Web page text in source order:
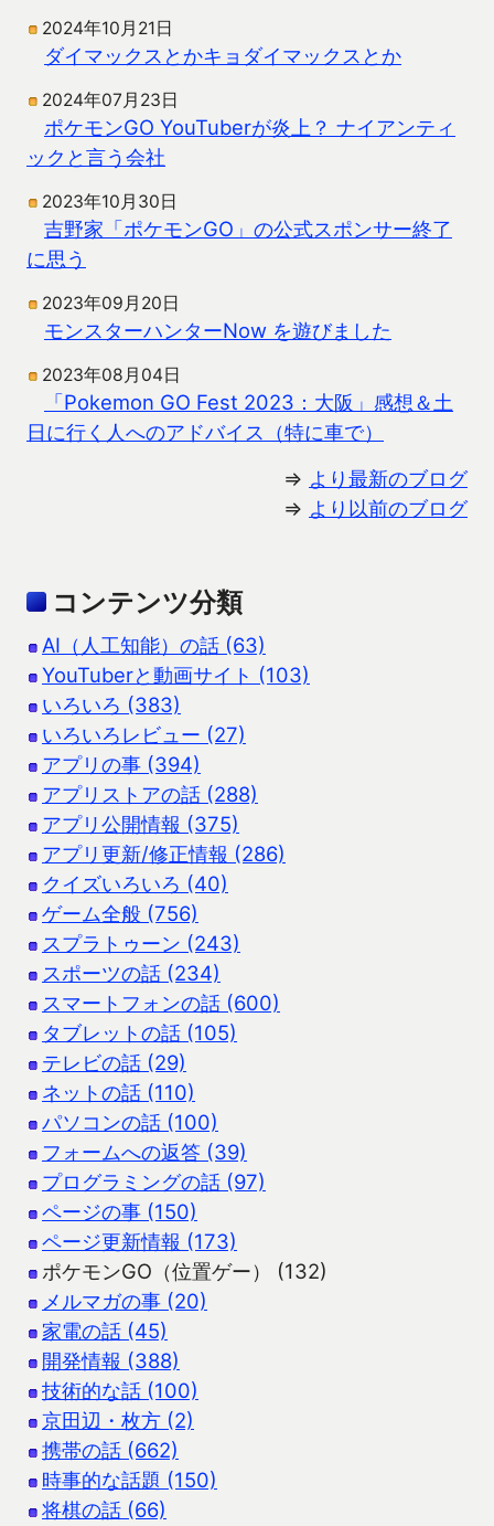
2024年10月21日
ダイマックスとかキョダイマックスとか
2024年07月23日
ポケモンGO YouTuberが炎上？ ナイアンティ
ックと言う会社
2023年10月30日
吉野家「ポケモンGO」の公式スポンサー終了
に思う
2023年09月20日
モンスターハンターNow を遊びました
2023年08月04日
「Pokemon GO Fest 2023：大阪」感想＆土
日に行く人へのアドバイス（特に車で）
⇒ より最新のブログ
⇒ より以前のブログ
コンテンツ分類
AI（人工知能）の話 (63)
YouTuberと動画サイト (103)
いろいろ (383)
いろいろレビュー (27)
アプリの事 (394)
アプリストアの話 (288)
アプリ公開情報 (375)
アプリ更新/修正情報 (286)
クイズいろいろ (40)
ゲーム全般 (756)
スプラトゥーン (243)
スポーツの話 (234)
スマートフォンの話 (600)
タブレットの話 (105)
テレビの話 (29)
ネットの話 (110)
パソコンの話 (100)
フォームへの返答 (39)
プログラミングの話 (97)
ページの事 (150)
ページ更新情報 (173)
ポケモンGO（位置ゲー） (132)
メルマガの事 (20)
家電の話 (45)
開発情報 (388)
技術的な話 (100)
京田辺・枚方 (2)
携帯の話 (662)
時事的な話題 (150)
将棋の話 (66)